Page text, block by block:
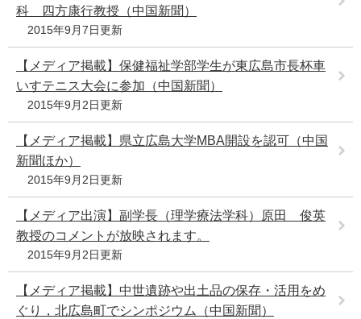
科 四方康行教授（中国新聞）
2015年9月7日更新
【メディア掲載】保健福祉学部学生が東広島市長杯車
いすテニス大会に参加（中国新聞）
2015年9月2日更新
【メディア掲載】県立広島大学MBA開設を認可（中国
新聞ほか）
2015年9月2日更新
【メディア出演】副学長（理学療法学科）原田 俊英
教授のコメントが放映されます。
2015年9月2日更新
【メディア掲載】中世遺跡や出土品の保存・活用をめ
ぐり，北広島町でシンポジウム（中国新聞）